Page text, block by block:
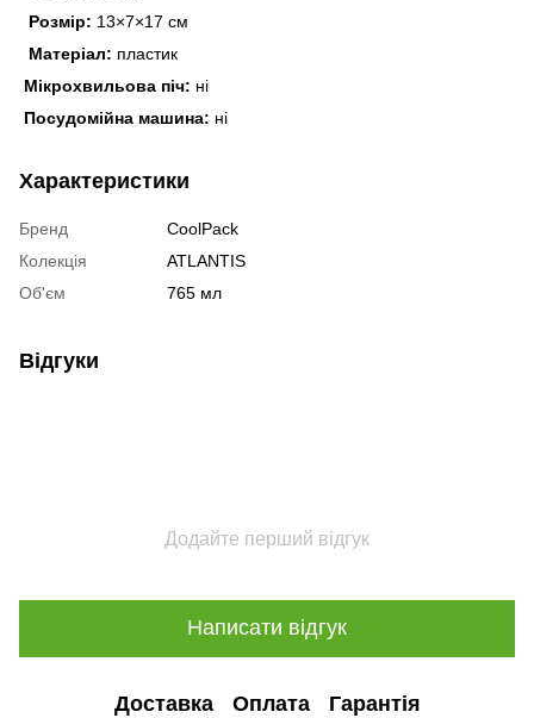
Розмір: 13×7×17 см
Матеріал: пластик
Мікрохвильова піч: ні
Посудомійна машина: ні
Характеристики
Бренд
CoolPack
Колекція
ATLANTIS
Об'єм
765 мл
Відгуки
Додайте перший відгук
Написати відгук
Доставка Оплата Гарантія